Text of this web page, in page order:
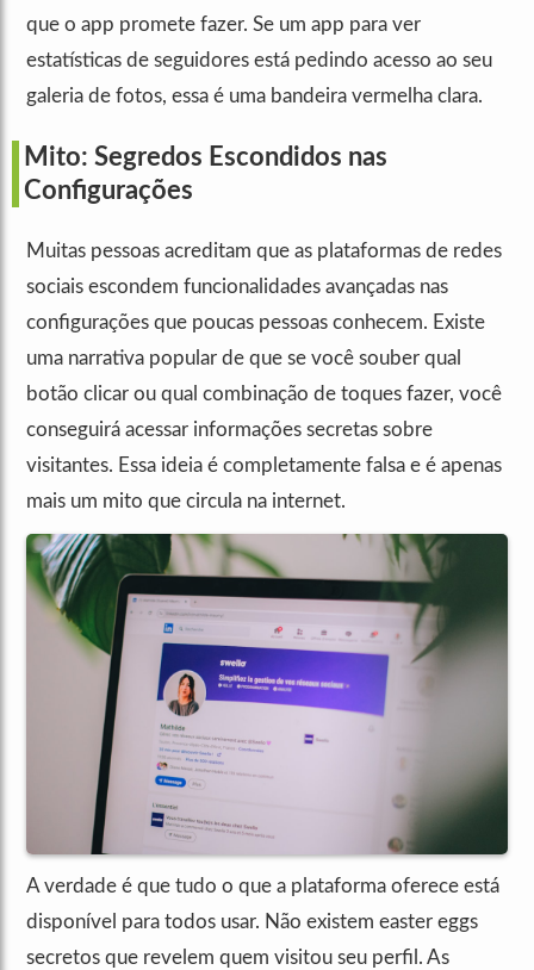
que o app promete fazer. Se um app para ver
estatísticas de seguidores está pedindo acesso ao seu
galeria de fotos, essa é uma bandeira vermelha clara.
Mito: Segredos Escondidos nas
Configurações
Muitas pessoas acreditam que as plataformas de redes
sociais escondem funcionalidades avançadas nas
configurações que poucas pessoas conhecem. Existe
uma narrativa popular de que se você souber qual
botão clicar ou qual combinação de toques fazer, você
conseguirá acessar informações secretas sobre
visitantes. Essa ideia é completamente falsa e é apenas
mais um mito que circula na internet.
A verdade é que tudo o que a plataforma oferece está
disponível para todos usar. Não existem easter eggs
secretos que revelem quem visitou seu perfil. As